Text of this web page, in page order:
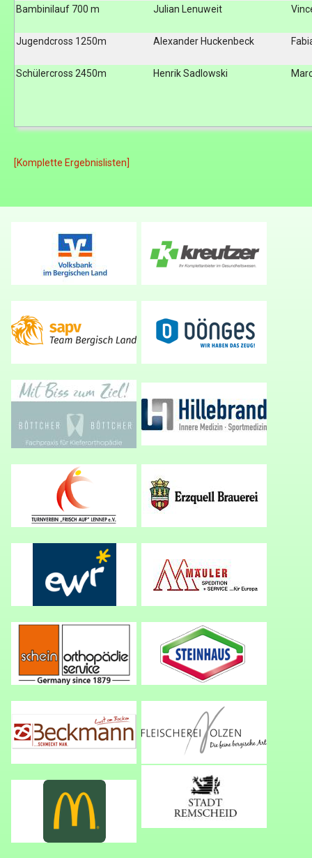
Bambinilauf 700 m Julian Lenuweit
Jugendcross 1250m Alexander Huckenbeck
Schülercross 2450m Henrik Sadlowski
[Komplette Ergebnislisten]